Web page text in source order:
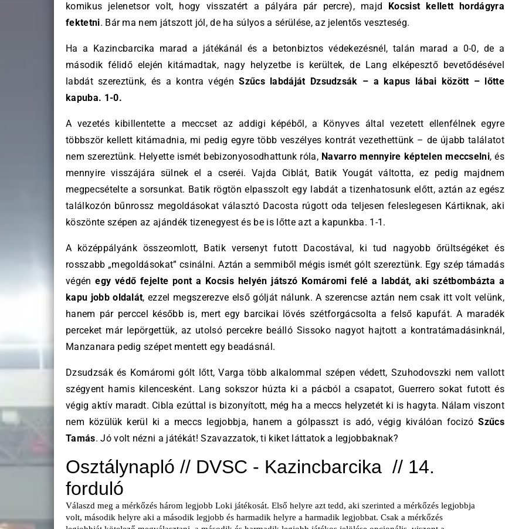
komikus jelenetsor volt, hogy visszatért a pályára pár percre), majd Kocsist kellett hordágyra
fektetni. Bár ma nem játszott jól, de ha súlyos a sérülése, az jelentős veszteség.
Ha a Kazincbarcika marad a játékánál és a betonbiztos védekezésnél, talán marad a 0-0, de a
második félidő elején kitámadtak, nagy helyzetbe is kerültek, de Lang elképesztő bevetődésével
labdát szereztünk, és a kontra végénSzűcs labdáját Dzsudzsák – a kapus lábai között – lőtte
kapuba. 1-0.
A vezetés kibillentette a meccset az addigi képéből, a Könyves által vezetett ellenfélnek egyre
többször kellett kitámadnia, mi pedig egyre több veszélyes kontrát vezethettünk – de újabb találatot
nem szereztünk. Helyette ismét bebizonyosodhattunk róla, Navarro mennyire képtelen meccselni, és
mennyire visszájára sülnek el a cseréi. Vajda Ciblát, Batik Yougát váltotta, ez pedig majdnem
megpecsételte a sorsunkat. Batik rögtön elpasszolt egy labdát a tizenhatosunk előtt, aztán az egész
találkozón bűnrossz megoldásokat választó Dacosta rúgott oda teljesen feleslegesen Kártiknak, aki
köszönte szépen az ajándék tizenegyest és be is lőtte azt a kapunkba. 1-1.
A középpályánk összeomlott, Batik versenyt futott Dacostával, ki tud nagyobb őrültségéket és
rosszabb „megoldásokat” csinálni. Aztán a semmiből mégis ismét gólt szereztünk. Egy szép támadás
végénegy védő fejelte pont a Kocsis helyén játszó Komáromi felé a labdát, aki szétbombázta a
kapu jobb oldalát, ezzel megszerezve első gólját nálunk. A szerencse aztán nem csak itt volt velünk,
hanem pár perccel később is, mert egy barcikai lövés szétforgácsolta a felső kapufát. A maradék
perceket már lepörgettük, az utolsó percekre beálló Sissoko nagyot hajtott a kontratámadásinknál,
Manzanara pedig szépet mentett egy beadásnál.
Dzsudzsák és Komáromi gólt lőtt, Varga több alkalommal szépen védett, Szuhodovszki nem vallott
szégyent hamis kilencesként. Lang sokszor húzta ki a pácból a csapatot, Guerrero sokat futott és
végig aktív maradt. Cibla ezúttal is bizonyított, még ha a meccs helyzetét ki is hagyta. Nálam viszont
nem közülük kerül ki a meccs legjobbja, hanem a gólpasszt is adó, végig kiválóan focizóSzűcs
Tamás. Jó volt nézni a játékát! Szavazzatok, ti kiket láttatok a legjobbaknak?